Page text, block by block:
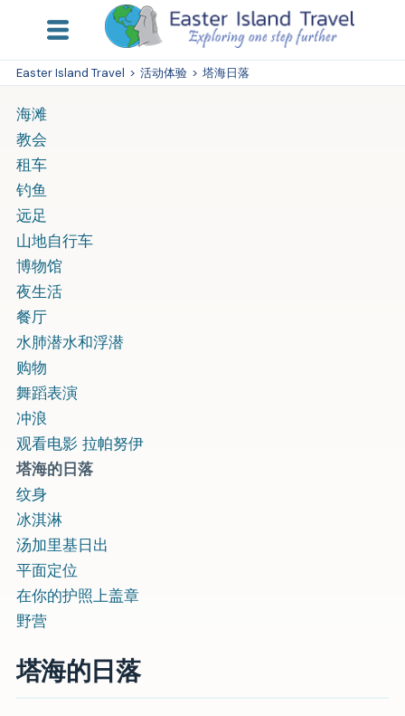
Easter Island Travel > 活动体验 > 塔海日落
海滩
教会
租车
钓鱼
远足
山地自行车
博物馆
夜生活
餐厅
水肺潜水和浮潜
购物
舞蹈表演
冲浪
观看电影 拉帕努伊
塔海的日落
纹身
冰淇淋
汤加里基日出
平面定位
在你的护照上盖章
野营
塔海的日落